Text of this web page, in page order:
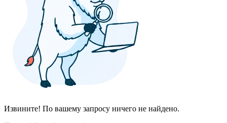
Извините! По вашему запросу ничего не найдено.